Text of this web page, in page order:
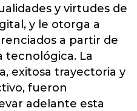
y virtudes de
y le otorga a
a partir de
tecnológica. La
exitosa trayectoria y
fueron
adelante esta